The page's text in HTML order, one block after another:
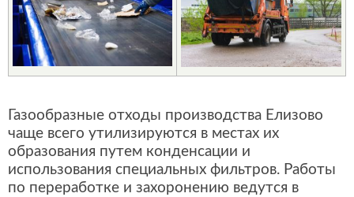
Газообразные отходы производства Елизово
чаще всего утилизируются в местах их
образования путем конденсации и
использования специальных фильтров. Работы
по переработке и захоронению ведутся в